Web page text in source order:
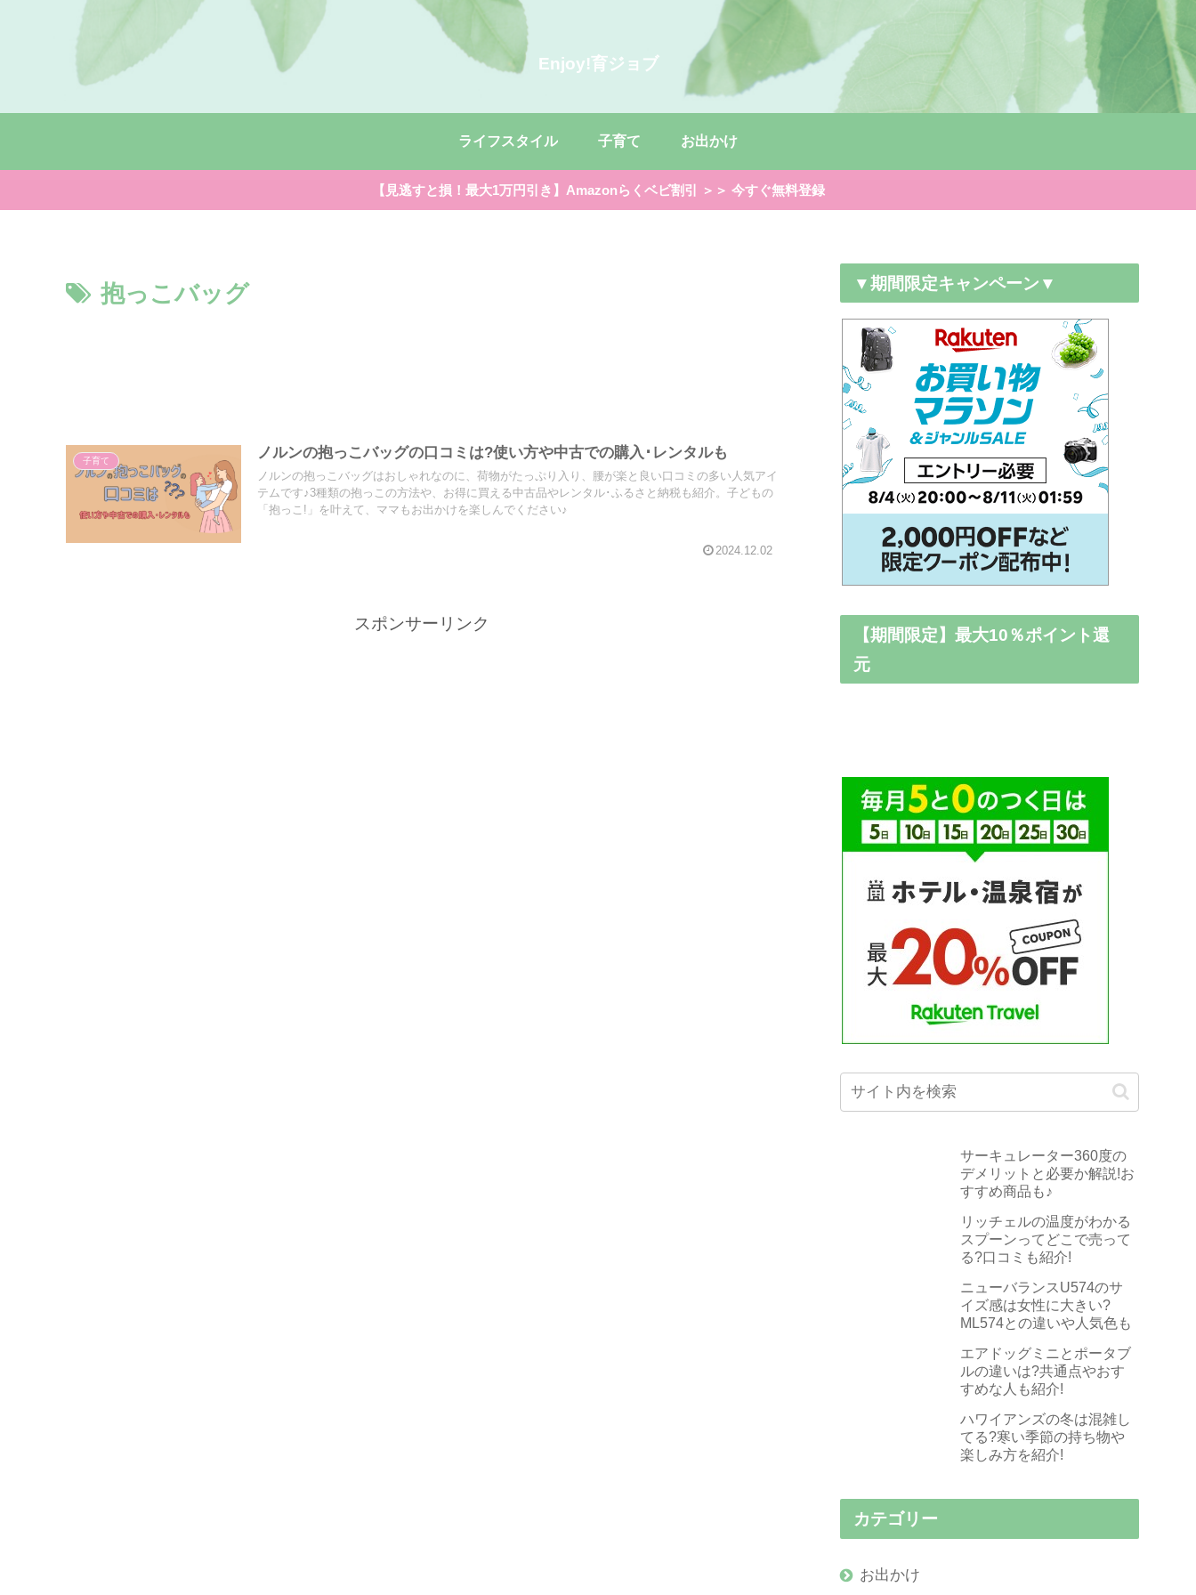
Enjoy!育ジョブ
ライフスタイル 子育て お出かけ
【見逃すと損！最大1万円引き】Amazonらくベビ割引 ＞＞ 今すぐ無料登録
抱っこバッグ
子育て ノルンの抱っこバッグの口コミは?使い方や中古での購入･レンタルも
ノルンの抱っこバッグはおしゃれなのに、荷物がたっぷり入り、腰が楽と良い口コミの多い人気アイ
テムです♪3種類の抱っこの方法や、お得に買える中古品やレンタル･ふるさと納税も紹介。子どもの
「抱っこ!」を叶えて、ママもお出かけを楽しんでください♪
2024.12.02
スポンサーリンク
▼期間限定キャンペーン▼
【期間限定】最大10％ポイント還
元
サーキュレーター360度の
デメリットと必要か解説!お
すすめ商品も♪
リッチェルの温度がわかる
スプーンってどこで売って
る?口コミも紹介!
ニューバランスU574のサ
イズ感は女性に大きい?
ML574との違いや人気色も
エアドッグミニとポータブ
ルの違いは?共通点やおす
すめな人も紹介!
ハワイアンズの冬は混雑し
てる?寒い季節の持ち物や
楽しみ方を紹介!
カテゴリー
お出かけ